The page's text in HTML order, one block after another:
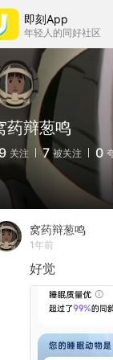
即刻App
年轻人的同好社区
药辩葱鸣
关注 7 被关注 0
窝药辩葱鸣
1年前
好觉